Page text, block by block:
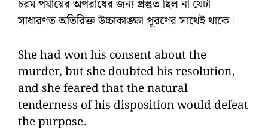
চরম পর্যায়ের অপরাধের জন্য প্রস্তুত ছিল না যেটা
সাধারণত অতিরিক্ত উচ্চাকাঙ্ক্ষা পূরণের সাথেই থাকে।
She had won his consent about the
murder, but she doubted his resolution,
and she feared that the natural
tenderness of his disposition would defeat
the purpose.